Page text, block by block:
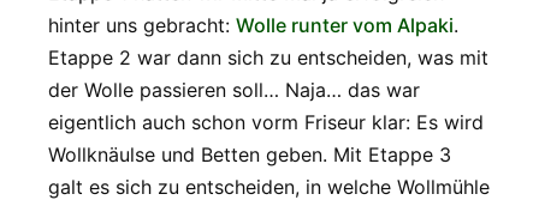
hinter uns gebracht: Wolle runter vom Alpaki.
Etappe 2 war dann sich zu entscheiden, was mit
der Wolle passieren soll… Naja… das war
eigentlich auch schon vorm Friseur klar: Es wird
Wollknäulse und Betten geben. Mit Etappe 3
galt es sich zu entscheiden, in welche Wollmühle